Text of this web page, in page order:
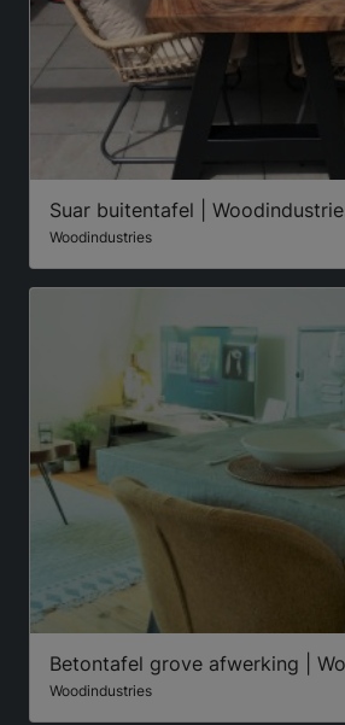
Suar buitentafel |
Woodindustries
Betontafel grove afwerking |
Woodindustries